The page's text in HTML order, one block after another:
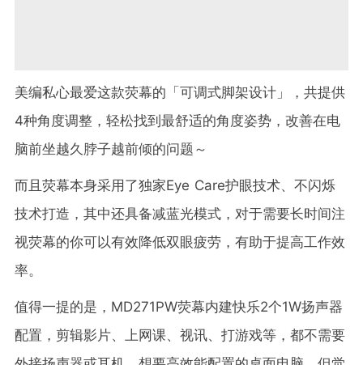
美编私心最爱这款荧幕的「可调式脚架设计」，共提供
4种角度调整，轻松找到最舒适的角度姿势，改善在电
脑前坐越久脖子越前倾的问题～
而且荧幕本身采用了独家Eye Care护眼技术、不闪烁
技术打造，其中还具备减蓝光模式，对于需要长时间注
视荧幕的你可以有效降低双眼疲劳，有助于提高工作效
率。
值得一提的是，MD271PW荧幕内建快乐2个1W扬声器
配置，剪辑影片、上网课、视讯、打游戏等，都不需要